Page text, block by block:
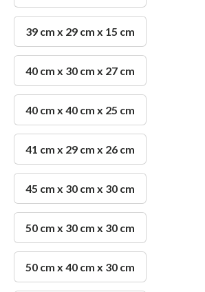
39 cm x 29 cm x 15 cm
40 cm x 30 cm x 27 cm
40 cm x 40 cm x 25 cm
41 cm x 29 cm x 26 cm
45 cm x 30 cm x 30 cm
50 cm x 30 cm x 30 cm
50 cm x 40 cm x 30 cm